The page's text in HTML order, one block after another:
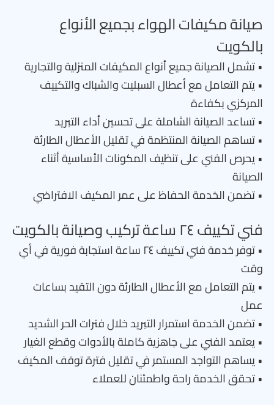
صيانة مكيفات الهواء بجميع الأنواع
بالكويت
• تشمل الصيانة جميع أنواع المكيفات المنزلية والتجارية
• يتم التعامل مع أعطال السبليت والشباك والتكييف
المركزي بكفاءة
• تساعد الصيانة الشاملة على تحسين أداء التبريد
• تساهم الصيانة المنتظمة في تقليل الأعطال الطارئة
• يحرص الفني على تنظيف المكونات الأساسية أثناء
الصيانة
• تضمن الخدمة الحفاظ على عمر المكيف الافتراضي
فني تكييف ٢٤ ساعة تركيب وصيانة بالكويت
• توفر خدمة فني تكييف ٢٤ ساعة استجابة فورية في أي
وقت
• يتم التعامل مع الأعطال الطارئة دون التقيد بساعات
عمل
• تضمن الخدمة استمرار التبريد خلال فترات الحر الشديد
• يعتمد الفني على جاهزية كاملة بالأدوات وقطع الغيار
• يساهم التواجد المستمر في تقليل فترة توقف المكيف
• تحقق الخدمة راحة واطمئنان للعملاء